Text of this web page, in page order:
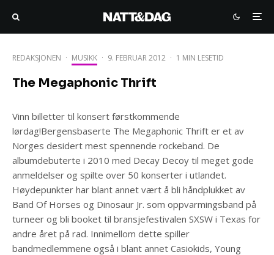
REDAKSJONEN · MUSIKK · 9. FEBRUAR 2012 · 1 MIN LESETID
The Megaphonic Thrift
Vinn billetter til konsert førstkommende
lørdag!Bergensbaserte The Megaphonic Thrift er et av
Norges desidert mest spennende rockeband. De
albumdebuterte i 2010 med Decay Decoy til meget gode
anmeldelser og spilte over 50 konserter i utlandet.
Høydepunkter har blant annet vært å bli håndplukket av
Band Of Horses og Dinosaur Jr. som oppvarmingsband på
turneer og bli booket til bransjefestivalen SXSW i Texas for
andre året på rad. Innimellom dette spiller
bandmedlemmene også i blant annet Casiokids, Young